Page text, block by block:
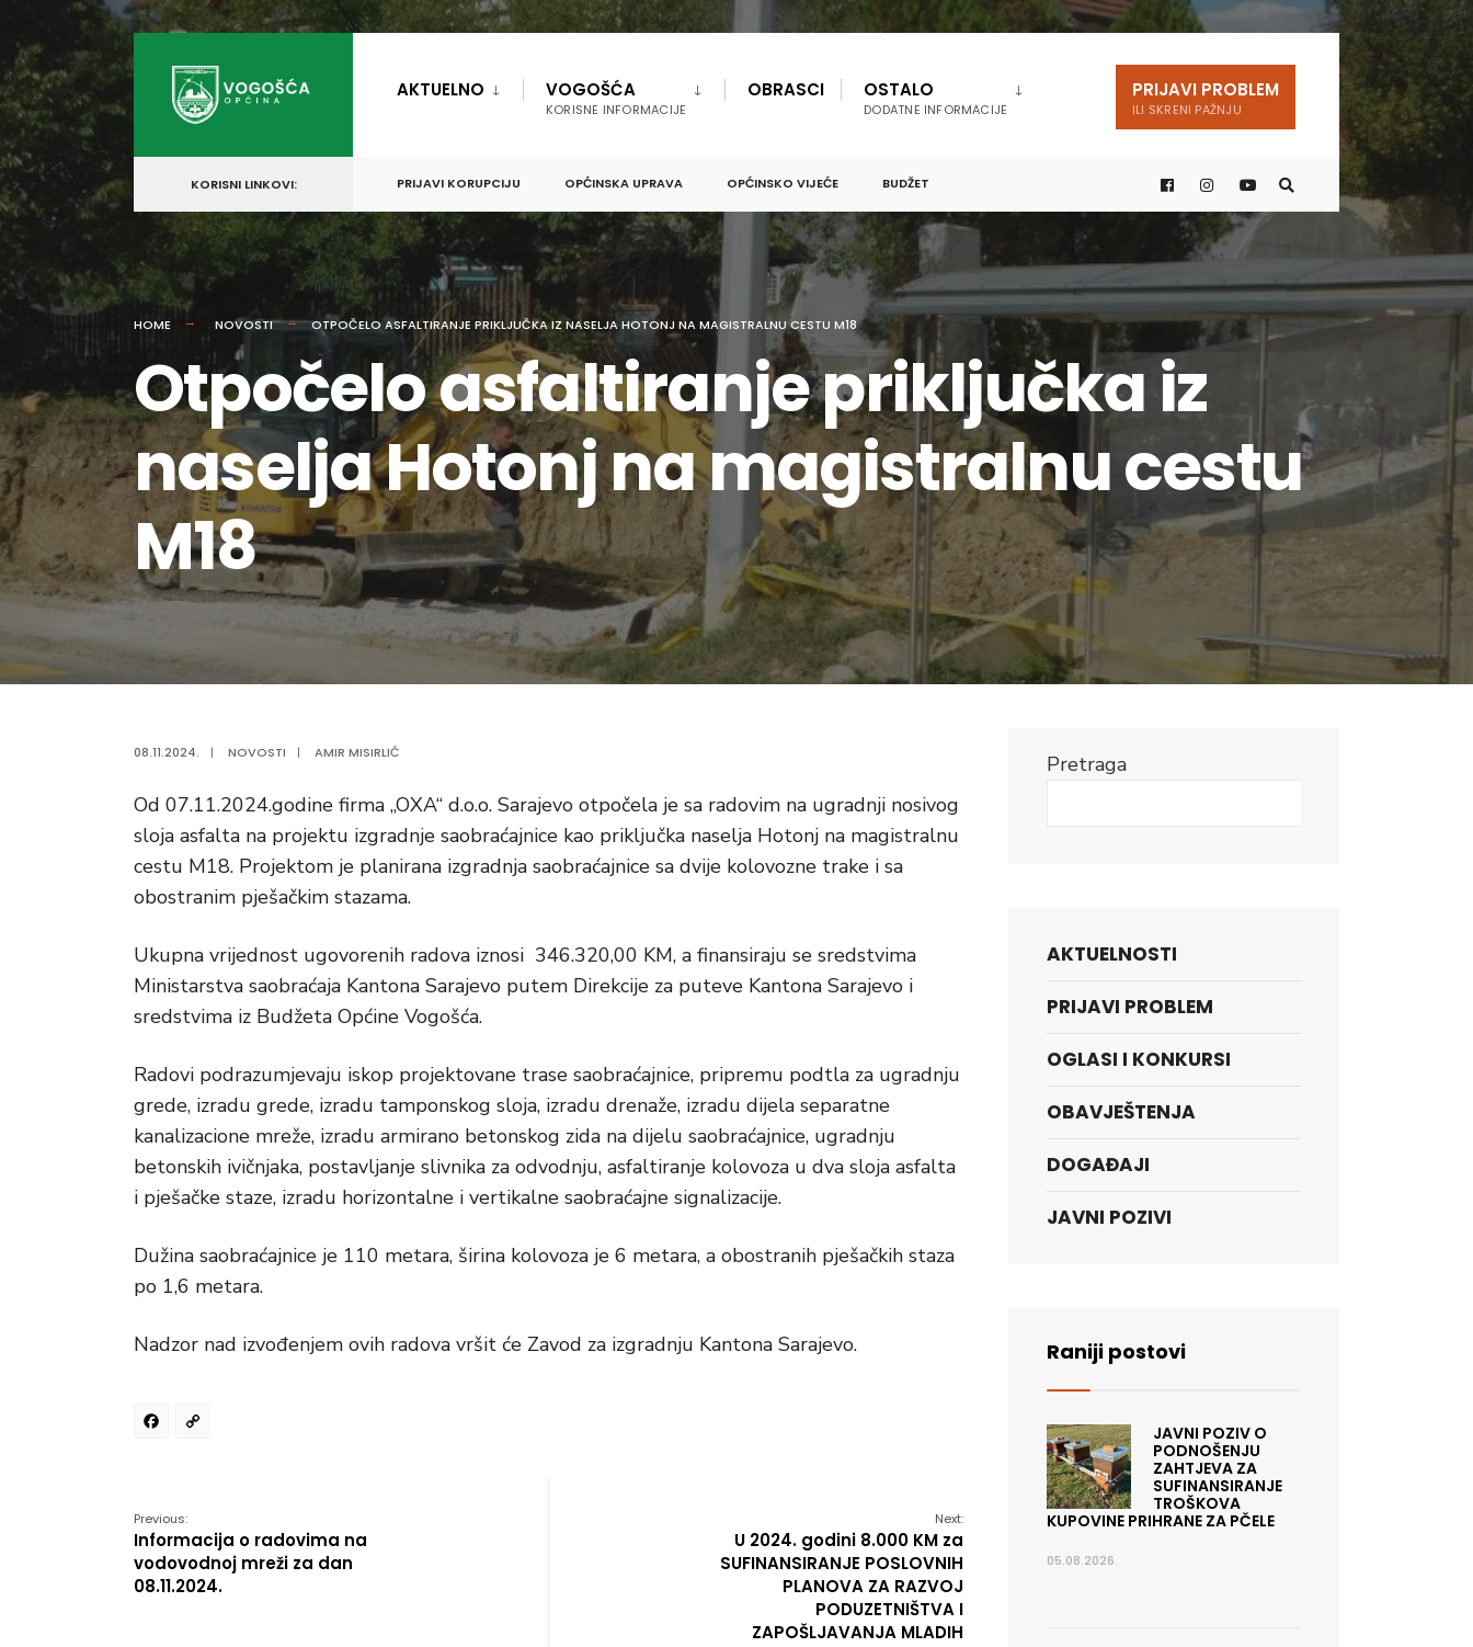
content
AKTUELNO VOGOŠĆA
KORISNE INFORMACIJE
OBRASCI OSTALO
DODATNE INFORMACIJE
PRIJAVI PROBLEM
ILI SKRENI PAŽNJU
KORISNI LINKOVI: PRIJAVI KORUPCIJU OPĆINSKA UPRAVA OPĆINSKO VIJEĆE BUDŽET
HOME NOVOSTI OTPOČELO ASFALTIRANJE PRIKLJUČKA IZ NASELJA HOTONJ NA MAGISTRALNU CESTU M18
Otpočelo asfaltiranje priključka iz
naselja Hotonj na magistralnu cestu
M18
08.11.2024. | NOVOSTI | AMIR MISIRLIĆ
Od 07.11.2024.godine firma „OXA“ d.o.o. Sarajevo otpočela je sa radovim na ugradnji nosivog
sloja asfalta na projektu izgradnje saobraćajnice kao priključka naselja Hotonj na magistralnu
cestu M18. Projektom je planirana izgradnja saobraćajnice sa dvije kolovozne trake i sa
obostranim pješačkim stazama.
Ukupna vrijednost ugovorenih radova iznosi 346.320,00 KM, a finansiraju se sredstvima
Ministarstva saobraćaja Kantona Sarajevo putem Direkcije za puteve Kantona Sarajevo i
sredstvima iz Budžeta Općine Vogošća.
Radovi podrazumjevaju iskop projektovane trase saobraćajnice, pripremu podtla za ugradnju
grede, izradu grede, izradu tamponskog sloja, izradu drenaže, izradu dijela separatne
kanalizacione mreže, izradu armirano betonskog zida na dijelu saobraćajnice, ugradnju
betonskih ivičnjaka, postavljanje slivnika za odvodnju, asfaltiranje kolovoza u dva sloja asfalta
i pješačke staze, izradu horizontalne i vertikalne saobraćajne signalizacije.
Dužina saobraćajnice je 110 metara, širina kolovoza je 6 metara, a obostranih pješačkih staza
po 1,6 metara.
Nadzor nad izvođenjem ovih radova vršit će Zavod za izgradnju Kantona Sarajevo.
Facebook
Previous:
Informacija o radovima na
vodovodnoj mreži za dan
08.11.2024.
Next:
U 2024. godini 8.000 KM za
SUFINANSIRANJE POSLOVNIH
PLANOVA ZA RAZVOJ
PODUZETNIŠTVA I
ZAPOŠLJAVANJA MLADIH
Pretraga
AKTUELNOSTI
PRIJAVI PROBLEM
OGLASI I KONKURSI
OBAVJEŠTENJA
DOGAĐAJI
JAVNI POZIVI
Raniji postovi
JAVNI POZIV O
PODNOŠENJU
ZAHTJEVA ZA
SUFINANSIRANJE
TROŠKOVA
KUPOVINE PRIHRANE ZA PČELE
05.08.2026.